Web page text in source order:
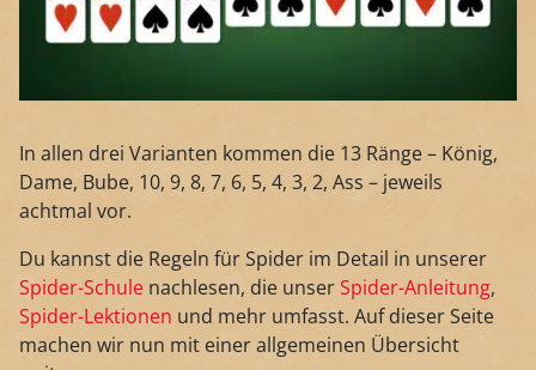
In allen drei Varianten kommen die 13 Ränge – König,
Dame, Bube, 10, 9, 8, 7, 6, 5, 4, 3, 2, Ass – jeweils
achtmal vor.
Du kannst die Regeln für Spider im Detail in unserer
Spider-Schule nachlesen, die unserSpider-Anleitung,
Spider-Lektionen und mehr umfasst. Auf dieser Seite
machen wir nun mit einer allgemeinen Übersicht